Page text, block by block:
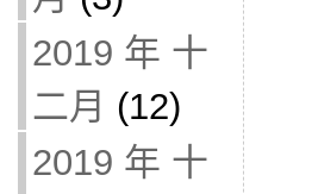
2019 年 十
二月 (12)
2019 年 十